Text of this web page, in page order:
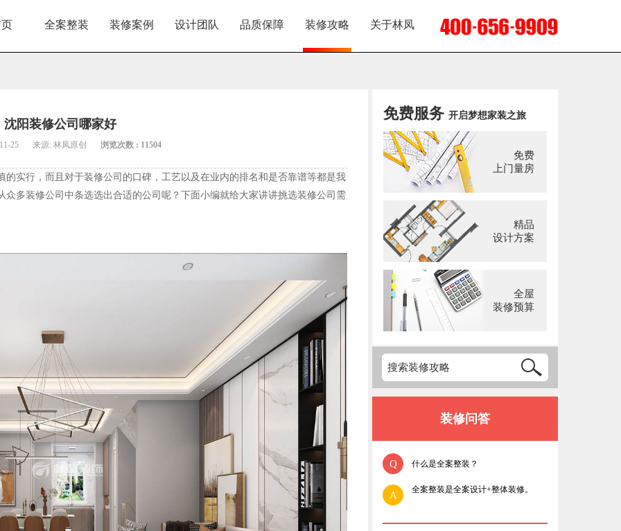
全案整装 装修案例 设计团队 品质保障 装修攻略 关于林凤
沈阳装修公司哪家好
25 来源: 林凤原创 浏览次数 : 11504
的实行，而且对于装修公司的口碑，工艺以及在业内的排名和是否靠谱等都是我
众多装修公司中条选选出合适的公司呢？下面小编就给大家讲讲挑选装修公司需
免费服务 开启梦想家装之旅
免费
上门量房
精品
设计方案
全屋
装修预算
装修问答
Q 什么是全案整装？
A 全案整装是全案设计+整体装修。